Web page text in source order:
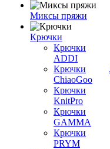
Миксы пряжи
Крючки
Крючки
ADDI
Крючки
ChiaoGoo
Крючки
KnitPro
Крючки
GAMMA
Крючки
PRYM